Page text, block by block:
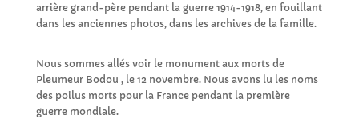
arrière grand-père pendant la guerre 1914-1918, en fouillant
dans les anciennes photos, dans les archives de la famille.
Nous sommes allés voir le monument aux morts de
Pleumeur Bodou , le 12 novembre. Nous avons lu les noms
des poilus morts pour la France pendant la première
guerre mondiale.